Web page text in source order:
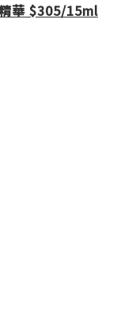
華 $305/15ml